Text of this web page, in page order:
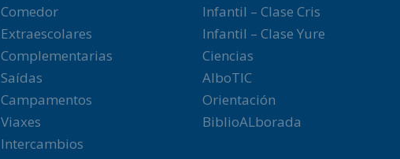
Comedor
Extraescolares
Complementarias
Saídas
Campamentos
Viaxes
Intercambios
Infantil – Clase Cris
Infantil – Clase Yure
Ciencias
AlboTIC
Orientación
BiblioALborada